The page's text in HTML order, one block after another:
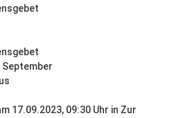
17.09.2023, 09:30 Uhr in Zur